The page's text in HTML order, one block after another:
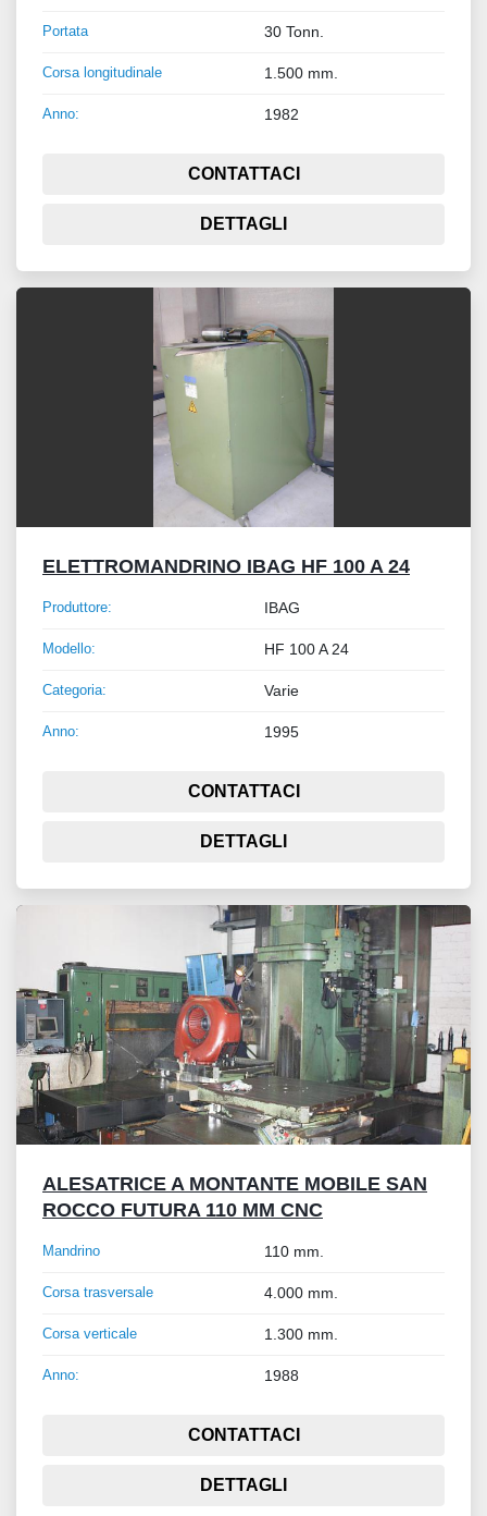
Portata 30 Tonn.
Corsa longitudinale 1.500 mm.
Anno: 1982
CONTATTACI
DETTAGLI
ELETTROMANDRINO IBAG HF 100 A 24
Produttore: IBAG
Modello: HF 100 A 24
Categoria: Varie
Anno: 1995
CONTATTACI
DETTAGLI
ALESATRICE A MONTANTE MOBILE SAN
ROCCO FUTURA 110 MM CNC
Mandrino 110 mm.
Corsa trasversale 4.000 mm.
Corsa verticale 1.300 mm.
Anno: 1988
CONTATTACI
DETTAGLI